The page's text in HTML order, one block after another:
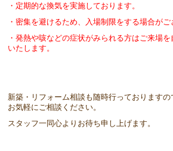
・定期的な換気を実施しております。
・密集を避けるため、入場制限をする場合がご
・発熱や咳などの症状がみられる方はご来場
いたします。
新築・リフォーム相談も随時行っております
お気軽にご相談ください。
スタッフ一同心よりお待ち申し上げます。